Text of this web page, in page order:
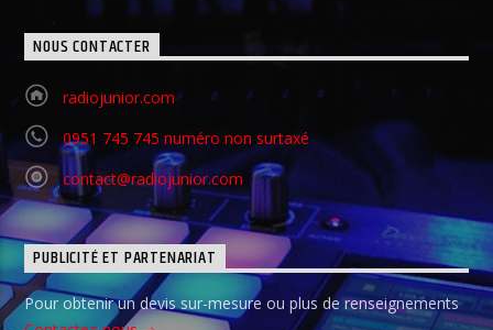
NOUS CONTACTER
radiojunior.com
0951 745 745 numéro non surtaxé
contact@radiojunior.com
PUBLICITÉ ET PARTENARIAT
Pour obtenir un devis sur-mesure ou plus de renseignements